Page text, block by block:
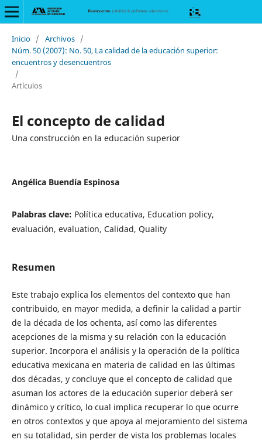
Inicio / Archivos /
Núm. 50 (2007): No. 50, La calidad de la educación superior:
encuentros y desencuentros
/
Artículos
El concepto de calidad
Una construcción en la educación superior
Angélica Buendía Espinosa
Palabras clave: Política educativa, Education policy,
evaluación, evaluation, Calidad, Quality
Resumen
Este trabajo explica los elementos del contexto que han
contribuido, en mayor medida, a definir la calidad a partir
de la década de los ochenta, así como las diferentes
acepciones de la misma y su relación con la educación
superior. Incorpora el análisis y la operación de la política
educativa mexicana en materia de calidad en las últimas
dos décadas, y concluye que el concepto de calidad que
asuman los actores de la educación superior deberá ser
dinámico y crítico, lo cual implica recuperar lo que ocurre
en otros contextos y que apoya al mejoramiento del sistema
en su totalidad, sin perder de vista los problemas locales